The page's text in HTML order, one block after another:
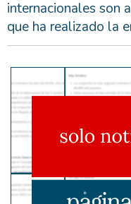
internacionales son
que ha realizado la